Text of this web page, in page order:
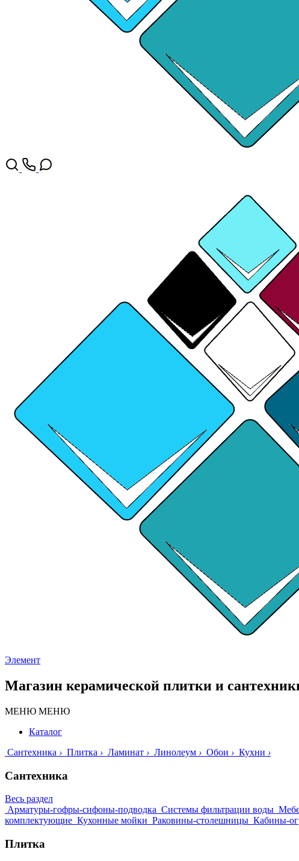
Элемент
Магазин керамической плитки и
МЕНЮ МЕНЮ
Каталог
Сантехника › Плитка › Ламинат › Линолеум › Обои › Кухни ›
Сантехника
Весь раздел
Арматуры-гофры-сифоны-подводка Системы фильтрации воды
комплектующие Кухонные мойки Раковины-столешницы Кабины-
Плитка